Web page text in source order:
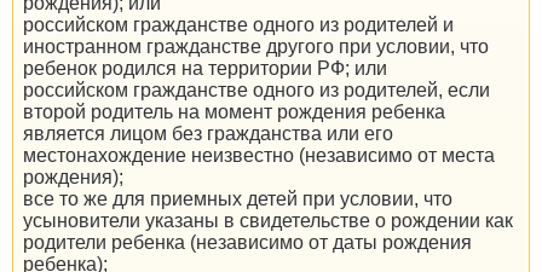
российском гражданстве одного из родителей и
иностранном гражданстве другого при условии, что
ребенок родился на территории РФ; или
российском гражданстве одного из родителей, если
второй родитель на момент рождения ребенка
является лицом без гражданства или его
местонахождение неизвестно (независимо от места
рождения);
все то же для приемных детей при условии, что
усыновители указаны в свидетельстве о рождении как
родители ребенка (независимо от даты рождения
ребенка);